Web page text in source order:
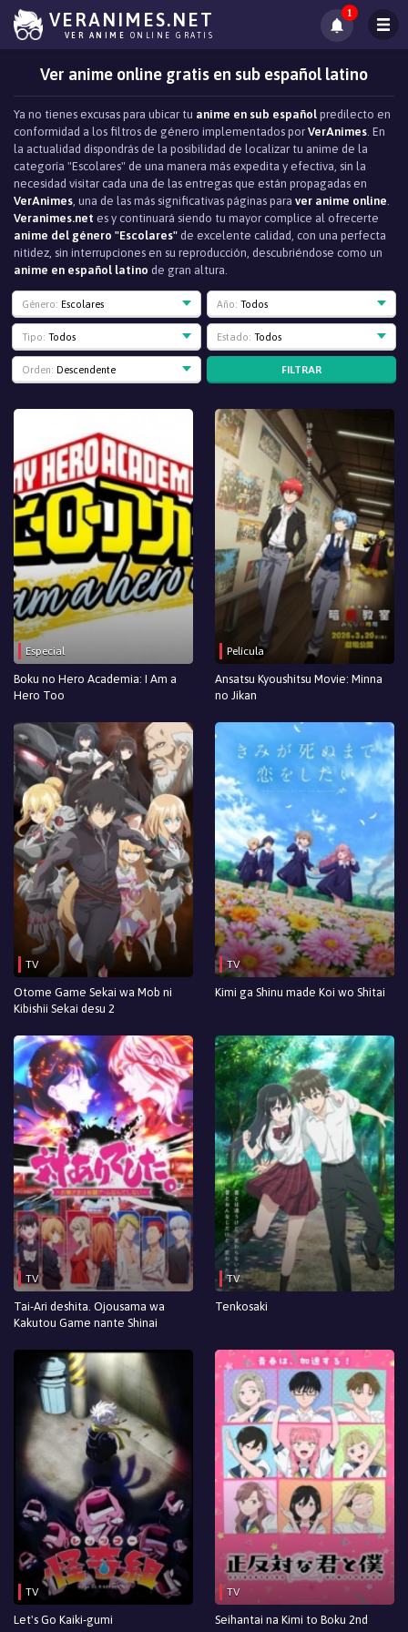
VERANIMES.NET
VER ANIME ONLINE GRATIS
1
Ver anime online gratis en sub español latino
Ya no tienes excusas para ubicar tu anime en sub español predilecto en
conformidad a los filtros de género implementados por VerAnimes. En
la actualidad dispondrás de la posibilidad de localizar tu anime de la
categoría "Escolares" de una manera más expedita y efectiva, sin la
necesidad visitar cada una de las entregas que están propagadas en
VerAnimes, una de las más significativas páginas para ver anime online.
Veranimes.net es y continuará siendo tu mayor complice al ofrecerte
anime del género "Escolares" de excelente calidad, con una perfecta
nitidez, sin interrupciones en su reproducción, descubriéndose como un
anime en español latino de gran altura.
Género: Escolares Año: Todos
Tipo: Todos Estado: Todos
Orden: Descendente FILTRAR
Especial
Boku no Hero Academia: I Am a
Hero Too
Película
Ansatsu Kyoushitsu Movie: Minna
no Jikan
TV
Otome Game Sekai wa Mob ni
Kibishii Sekai desu 2
TV
Kimi ga Shinu made Koi wo Shitai
TV
Tai-Ari deshita. Ojousama wa
Kakutou Game nante Shinai
TV
Tenkosaki
TV
Let's Go Kaiki-gumi
TV
Seihantai na Kimi to Boku 2nd